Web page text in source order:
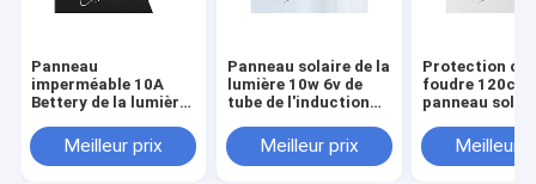
Panneau
imperméable 10A
Bettery de la lumière
panneau solaire de
90cm
Meilleur prix
Panneau solaire de la
lumière 10w 6v de
tube de l'induction
humain extérieur
Meilleur prix
Protection
foudre 120cm
panneau
10A panneau
Meilleur